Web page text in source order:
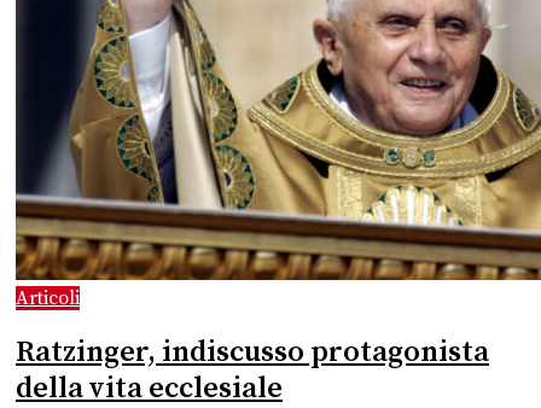
Articoli
Ratzinger, indiscusso protagonista
della vita ecclesiale